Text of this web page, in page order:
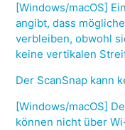
[Windows/macOS]
angibt, dass
verbleiben, obwohl
keine vertikalen
Der ScanSnap kann
[Windows/macOS]
können nicht über